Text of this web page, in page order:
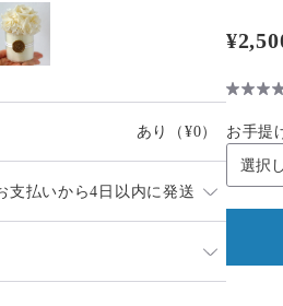
あり （¥0）
支払いから4日以内に発送
く）に対応させて頂いて
お手提